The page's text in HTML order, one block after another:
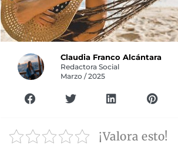
Claudia Franco Alcántara
Redactora Social
Marzo / 2025
¡Valora esto!